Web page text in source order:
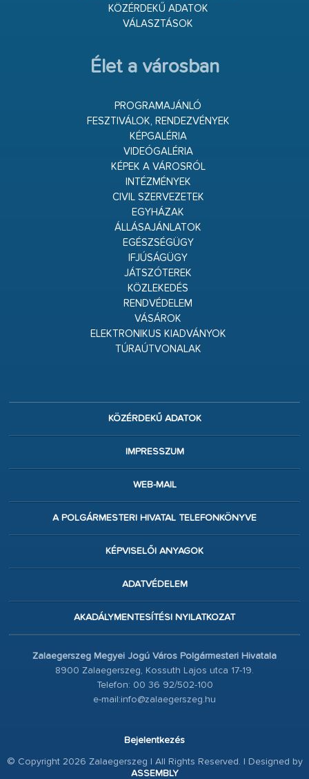
KÖZÉRDEKŰ ADATOK
VÁLASZTÁSOK
Élet a városban
PROGRAMAJÁNLÓ
FESZTIVÁLOK, RENDEZVÉNYEK
KÉPGALÉRIA
VIDEÓGALÉRIA
KÉPEK A VÁROSRÓL
INTÉZMÉNYEK
CIVIL SZERVEZETEK
EGYHÁZAK
ÁLLÁSAJÁNLATOK
EGÉSZSÉGÜGY
IFJÚSÁGÜGY
JÁTSZÓTEREK
KÖZLEKEDÉS
RENDVÉDELEM
VÁSÁROK
ELEKTRONIKUS KIADVÁNYOK
TÚRAÚTVONALAK
KÖZÉRDEKŰ ADATOK
IMPRESSZUM
WEB-MAIL
A POLGÁRMESTERI HIVATAL TELEFONKÖNYVE
KÉPVISELŐI ANYAGOK
ADATVÉDELEM
AKADÁLYMENTESÍTÉSI NYILATKOZAT
Zalaegerszeg Megyei Jogú Város Polgármesteri Hivatala
8900 Zalaegerszeg, Kossuth Lajos utca 17-19.
Telefon: 00 36 92/502-100
e-mail:info@zalaegerszeg.hu
Bejelentkezés
© Copyright 2026 Zalaegerszeg | All Rights Reserved. | Designed by
ASSEMBLY